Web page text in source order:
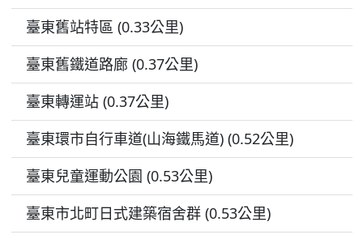
臺東舊站特區 (0.33公里)
臺東舊鐵道路廊 (0.37公里)
臺東轉運站 (0.37公里)
臺東環市自行車道(山海鐵馬道) (0.52公里)
臺東兒童運動公園 (0.53公里)
臺東市北町日式建築宿舍群 (0.53公里)